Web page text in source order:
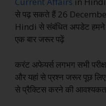
से पढ़ सकते हैं 26
Hindi से संबंधित अपडेट
एक बार जरूर पढ़ें
करंट अफेयर्स लगभग सभी
और यहां से प्रश्न जरूर पूछ लिए
से प्रैक्टिस करने की